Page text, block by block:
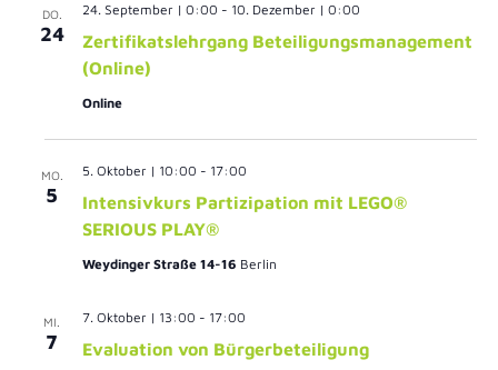
DO.
24
Zertifikatslehrgang Beteiligungsmanagement
(Online)
24. September | 0:00 - 10. Dezember | 0:00
Online
MO.
5
Intensivkurs Partizipation mit LEGO®
SERIOUS PLAY®
5. Oktober | 10:00 - 17:00
Weydinger Straße 14-16 Berlin
MI.
7 Evaluation von Bürgerbeteiligung
7. Oktober | 13:00 - 17:00